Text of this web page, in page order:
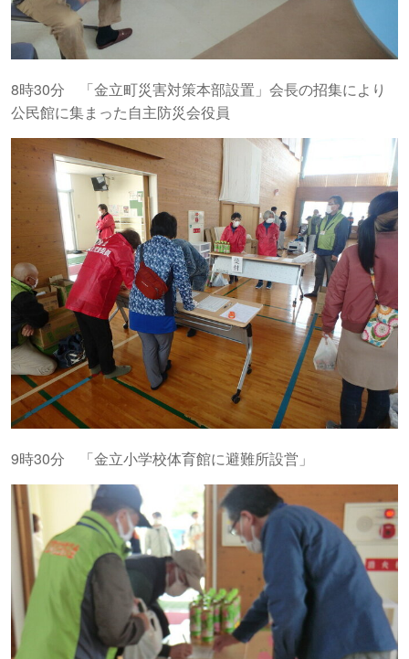
8時30分 「金立町災害対策本部設置」会長の招集により
公民館に集まった自主防災会役員
9時30分 「金立小学校体育館に避難所設営」